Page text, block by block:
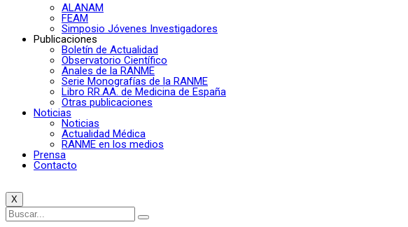
ALANAM
FEAM
Simposio Jóvenes Investigadores
Publicaciones
Boletín de Actualidad
Observatorio Científico
Anales de la RANME
Serie Monografías de la RANME
Libro RR.AA. de Medicina de España
Otras publicaciones
Noticias
Noticias
Actualidad Médica
RANME en los medios
Prensa
Contacto
X